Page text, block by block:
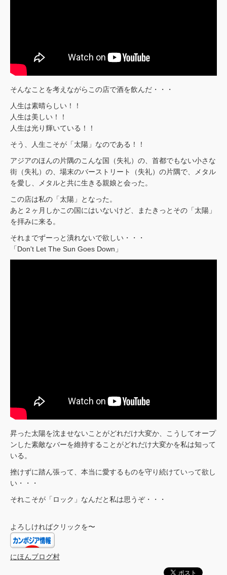
そんなことを考えながらこの店で酒を飲んだ・・・
人生は素晴らしい！！
人生は美しい！！
人生は光り輝いている！！
そう、人生こそが「太陽」なのである！！
アジアのほんの片隅のこんな国（失礼）の、首都でもない小さな
街（失礼）の、場末のバーストリート（失礼）の片隅で、メタル
を愛し、メタルと共に生きる親娘と会った。
この店は私の「太陽」となった。
あと２ヶ月しかこの国にはいないけど、またきっとその「太陽」
を拝みに来る。
それまでずーっと潰れないで欲しい・・・
「Don't Let The Sun Goes Down」
昇った太陽を沈ませないことがどれだけ大変か、こうしてオープ
ンした素敵なバーを維持することがどれだけ大変かを私は知って
いる。
挫けずに踏ん張って、本当に愛するものを守り続けていって欲し
い・・・
それこそが「ロック」なんだと私は思うぞ・・・
よろしければクリックを〜
にほんブログ村